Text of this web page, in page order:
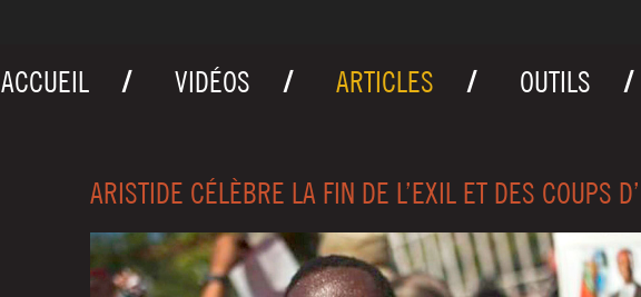
ACCUEIL VIDÉOS ARTICLES OUTILS
ARISTIDE CÉLÈBRE LA FIN DE L’EXIL ET DES COUPS